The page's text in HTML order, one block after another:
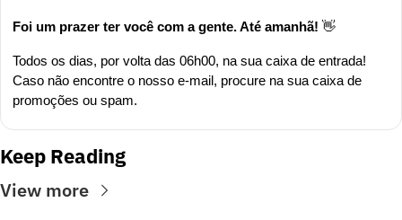
Foi um prazer ter você com a gente. Até amanhã! 👋
Todos os dias, por volta das 06h00, na sua caixa de entrada!
Caso não encontre o nosso e-mail, procure na sua caixa de
promoções ou spam.
Keep Reading
View more